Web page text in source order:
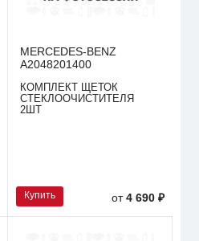
MERCEDES-BENZ
A2048201400
КОМПЛЕКТ ЩЕТОК
СТЕКЛООЧИСТИТЕЛЯ
2ШТ
Купить от4 690 ₽